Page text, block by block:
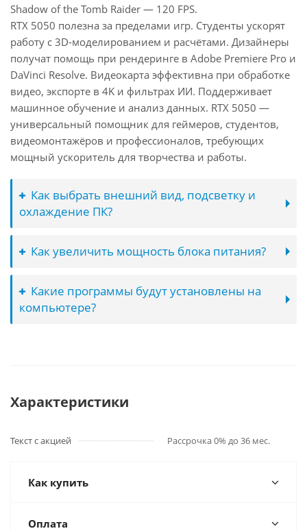
Shadow of the Tomb Raider — 120 FPS.
RTX 5050 полезна за пределами игр. Студенты ускорят
работу с 3D-моделированием и расчётами. Дизайнеры
получат помощь при рендеринге в Adobe Premiere Pro и
DaVinci Resolve. Видеокарта эффективна при обработке
видео, экспорте в 4K и фильтрах ИИ. Поддерживает
машинное обучение и анализ данных. RTX 5050 —
универсальный помощник для геймеров, студентов,
видеомонтажёров и профессионалов, требующих
мощный ускоритель для творчества и работы.
Как выбрать внешний вид, подсветку и
охлаждение ПК?
Как увеличить мощность блока питания?
Какие программы будут установлены на
компьютере?
Характеристики
Текст с акцией Рассрочка 0% до 36 мес.
Как купить
Оплата